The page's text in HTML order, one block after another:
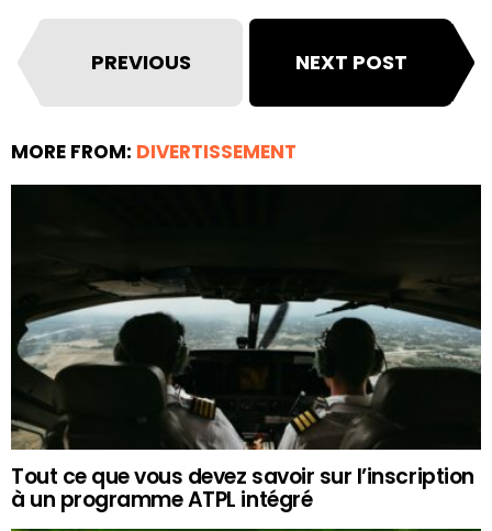
PREVIOUS NEXT POST
MORE FROM: DIVERTISSEMENT
Tout ce que vous devez savoir sur l’inscription
à un programme ATPL intégré